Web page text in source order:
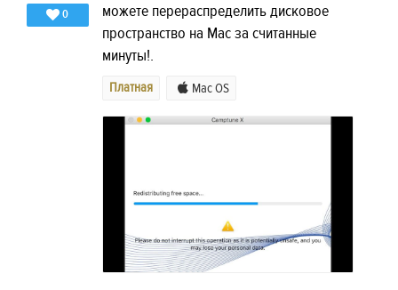
0
можете перераспределить дисковое
пространство на Mac за считанные
минуты!.
Платная Mac OS